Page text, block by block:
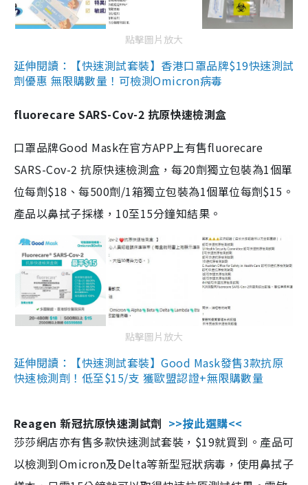
點擊圖片放大
延伸閱讀：【快速測試套裝】香港口罩品牌$19快速測試
劑優惠 無限購數量！可檢測Omicron病毒
fluorecare SARS-Cov-2 抗原快速檢測盒
口罩品牌Good Mask在官方APP上有售fluorecare
SARS-Cov-2 抗原快速檢測盒，每20劑獨立包裝為1個單
位每劑$18、每500劑/1箱獨立包裝為1個單位每劑$15。
產品以鼻拭子採樣，10至15分鐘知結果。
點擊圖片放大
延伸閱讀：【快速測試套裝】Good Mask發售3款抗原
快速檢測劑！低至$15/支 獲歐盟認證+無限購數量
Reagen 新冠抗原快速測試劑 >>按此選購<<
莎莎網店亦有售多款快速測試套裝，$19就買到。產品可
以檢測到Omicron及Delta等新型冠狀病毒，使用鼻拭子